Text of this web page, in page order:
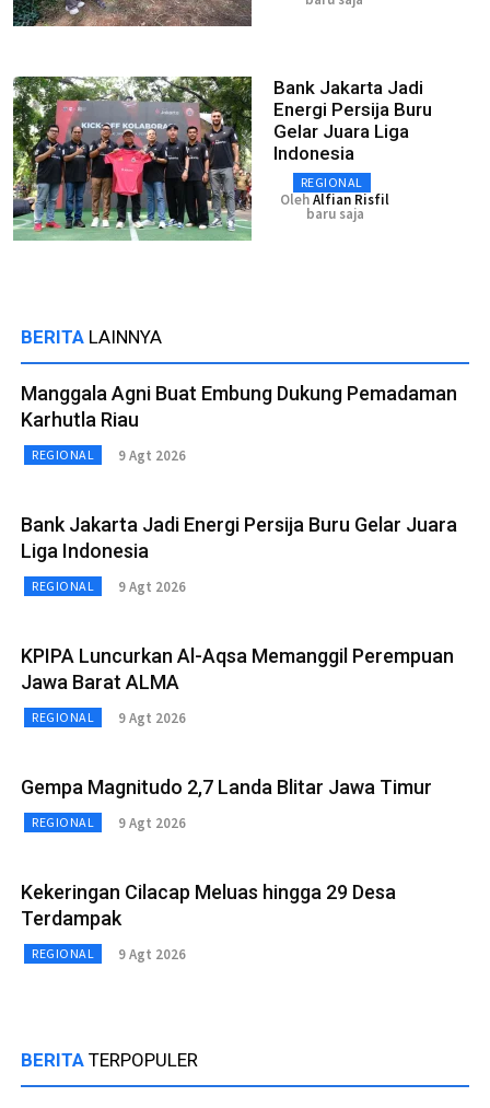
Bank Jakarta Jadi
Energi Persija Buru
Gelar Juara Liga
Indonesia
REGIONAL
OlehAlfian Risfil
baru saja
BERITA LAINNYA
Manggala Agni Buat Embung Dukung Pemadaman
Karhutla Riau
REGIONAL 9 Agt 2026
Bank Jakarta Jadi Energi Persija Buru Gelar Juara
Liga Indonesia
REGIONAL 9 Agt 2026
KPIPA Luncurkan Al-Aqsa Memanggil Perempuan
Jawa Barat ALMA
REGIONAL 9 Agt 2026
Gempa Magnitudo 2,7 Landa Blitar Jawa Timur
REGIONAL 9 Agt 2026
Kekeringan Cilacap Meluas hingga 29 Desa
Terdampak
REGIONAL 9 Agt 2026
BERITA TERPOPULER